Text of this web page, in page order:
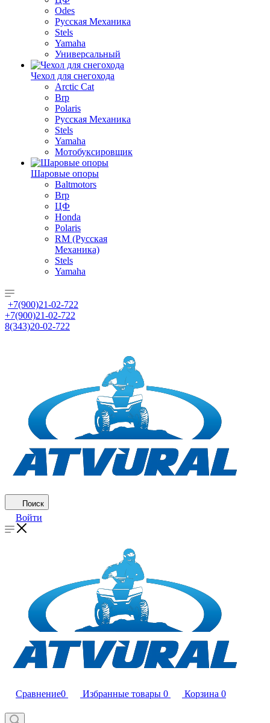
Odes
Русская Механика
Stels
Yamaha
Универсальный
Чехол для снегохода
Arctic Cat
Brp
Polaris
Русская Механика
Stels
Yamaha
Мотобуксировщик
Шаровые опоры
Baltmotors
Brp
ЦФ
Honda
Polaris
RM (Русская
Механика)
Stels
Yamaha
+7(900)21-02-722
+7(900)21-02-722
8(343)20-02-722
Поиск
Войти
Сравнение0 Избранные товары 0 Корзина 0